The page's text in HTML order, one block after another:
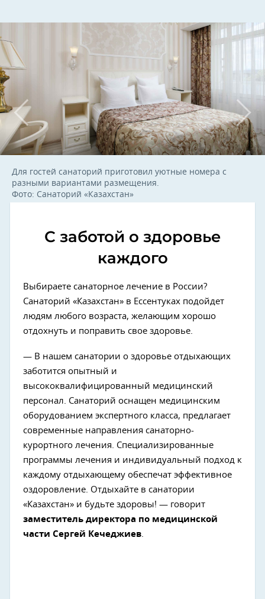
Для гостей санаторий приготовил уютные номера с
разными вариантами размещения.
Фото: Санаторий «Казахстан»
С заботой о здоровье
каждого
Выбираете санаторное лечение в России?
Санаторий «Казахстан» в Ессентуках подойдет
людям любого возраста, желающим хорошо
отдохнуть и поправить свое здоровье.
— В нашем санатории о здоровье отдыхающих
заботится опытный и
высококвалифицированный медицинский
персонал. Санаторий оснащен медицинским
оборудованием экспертного класса, предлагает
современные направления санаторно-
курортного лечения. Специализированные
программы лечения и индивидуальный подход к
каждому отдыхающему обеспечат эффективное
оздоровление. Отдыхайте в санатории
«Казахстан» и будьте здоровы! — говорит
заместитель директора по медицинской
части Сергей Кечеджиев